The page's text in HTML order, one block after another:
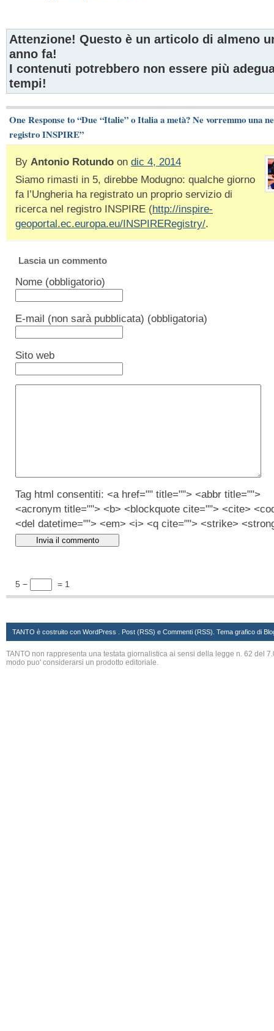
Attenzione! Questo è un articolo di almeno
anno fa!
I contenuti potrebbero non essere più
tempi!
One Response to “Due “Italie” o Italia a metà? Ne vorremmo una
registro INSPIRE”
By Antonio Rotundo on dic 4, 2014
Siamo rimasti in 5, direbbe Modugno: qualche giorno
fa l’Ungheria ha registrato un proprio servizio di
ricerca nel registro INSPIRE (http://inspire-
geoportal.ec.europa.eu/INSPIRERegistry/.
Lascia un commento
Nome (obbligatorio)
E-mail (non sarà pubblicata) (obbligatoria)
Sito web
Tag html consentiti: <a href="" title=""> <abbr title="">
<acronym title=""> <b> <blockquote cite=""> <cite>
<del datetime=""> <em> <i> <q cite=""> <strike>
5 − = 1
TANTO è costruito con WordPress . Post (RSS) e Commenti (RSS) . Tema grafico di
TANTO non rappresenta una testata giornalistica ai sensi della legge n. 62 del
modo puo' considerarsi un prodotto editoriale.